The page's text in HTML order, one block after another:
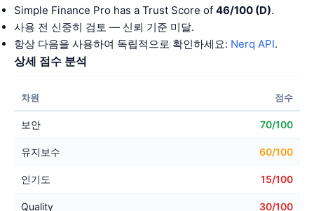
Simple Finance Pro has a Trust Score of 46/100 (D).
사용 전 신중히 검토 — 신뢰 기준 미달.
항상 다음을 사용하여 독립적으로 확인하세요: Nerq API.
상세 점수 분석
차원 점수
보안 70/100
유지보수 60/100
인기도 15/100
Quality 30/100